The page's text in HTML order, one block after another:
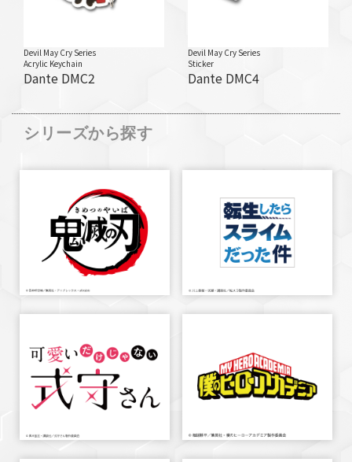
Devil May Cry Series
Acrylic Keychain
Dante DMC2
Devil May Cry Series
Sticker
Dante DMC4
シリーズから探す